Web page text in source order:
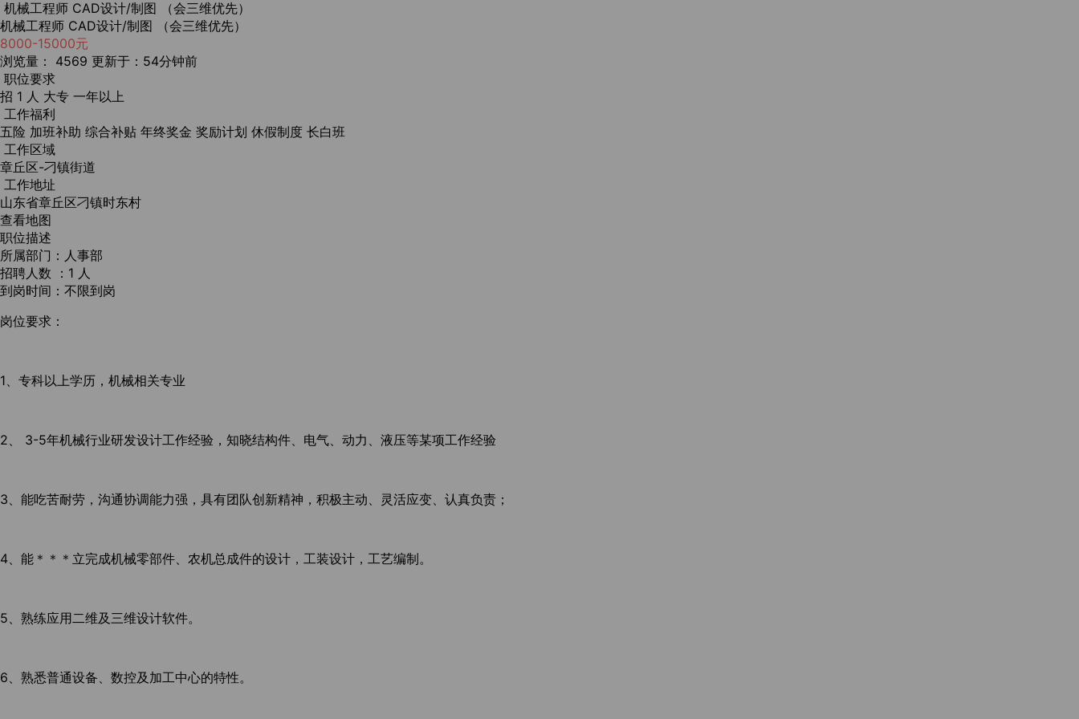
机械工程师 CAD设计/制图 （会三维优先）
机械工程师 CAD设计/制图 （会三维优先）
8000-15000元
浏览量： 4569 更新于：54分钟前
职位要求
招 1 人 大专 一年以上
工作福利
五险 加班补助 综合补贴 年终奖金 奖励计划 休假制度 长白班
工作区域
章丘区-刁镇街道
工作地址
山东省章丘区刁镇时东村
查看地图
职位描述
所属部门：人事部
招聘人数 ：1 人
到岗时间：不限到岗
岗位要求：
1、专科以上学历，机械相关专业
2、 3-5年机械行业研发设计工作经验，知晓结构件、电气、动力、液压等某项工作经验
3、能吃苦耐劳，沟通协调能力强，具有团队创新精神，积极主动、灵活应变、认真负责；
4、能＊＊＊立完成机械零部件、农机总成件的设计，工装设计，工艺编制。
5、熟练应用二维及三维设计软件。
6、熟悉普通设备、数控及加工中心的特性。